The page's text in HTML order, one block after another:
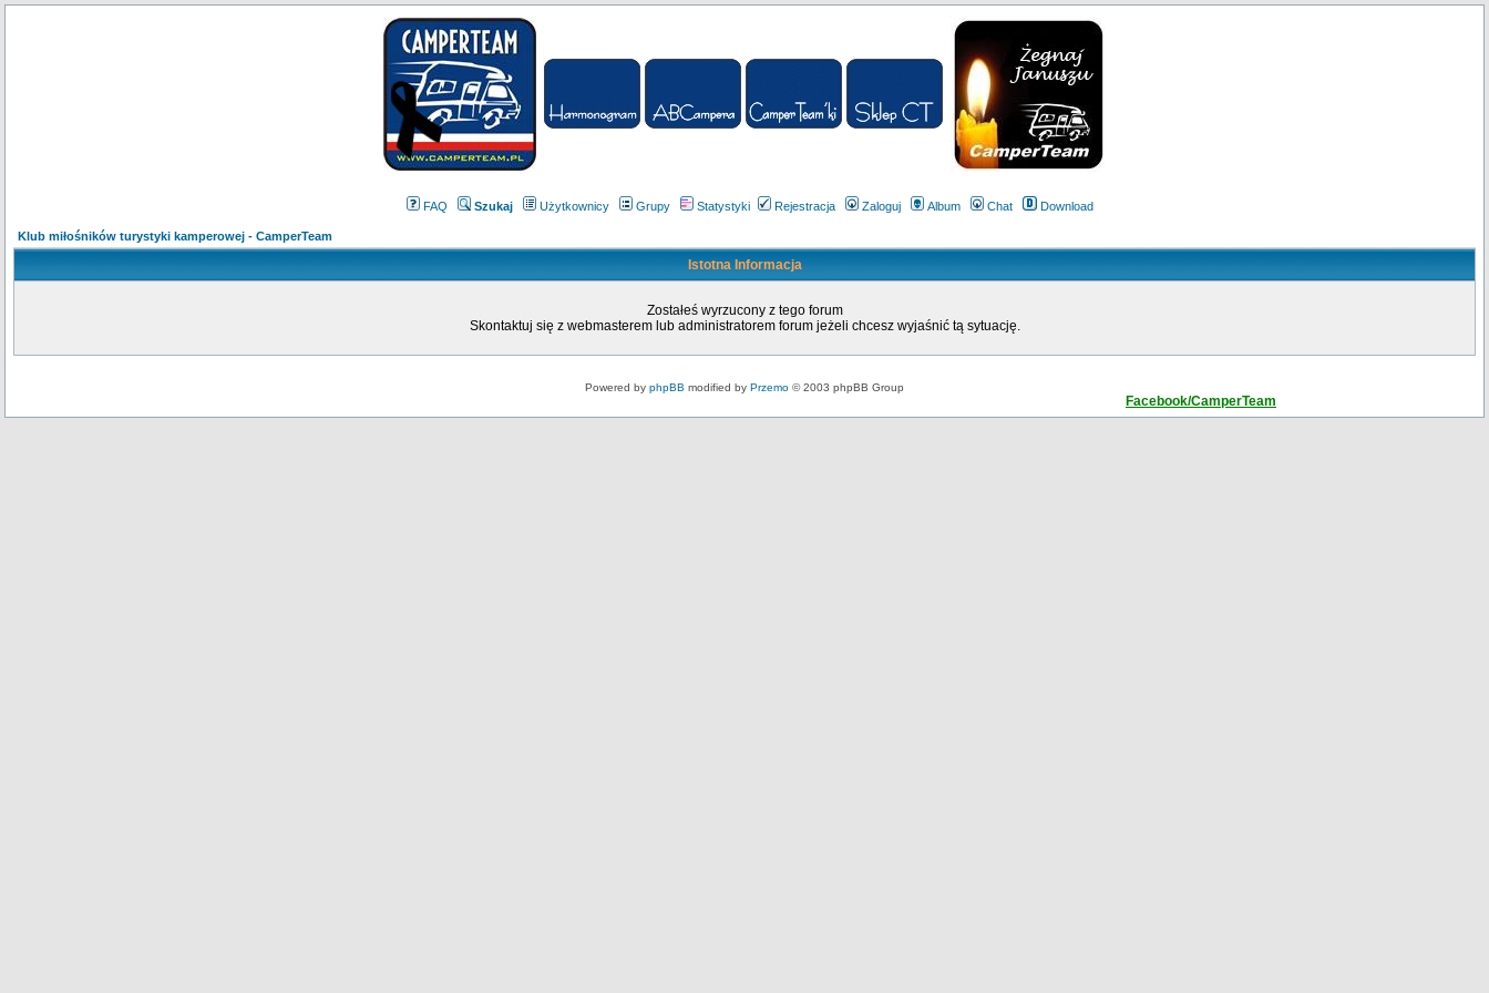
FAQ Szukaj Użytkownicy Grupy Statystyki Rejestracja Zaloguj Album Chat Download
Klub miłośników turystyki kamperowej - CamperTeam
Istotna Informacja
Zostałeś wyrzucony z tego forum
Skontaktuj się z webmasterem lub administratorem forum jeżeli chcesz wyjaśnić tą sytuację.
Powered by phpBB modified by Przemo © 2003 phpBB Group
Facebook/CamperTeam